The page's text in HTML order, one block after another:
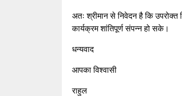
अतः श्रीमान से निवेदन है कि उपरोक्त
कार्यक्रम शांतिपूर्ण संपन्न हो सके।
धन्यवाद
आपका विश्वासी
राहुल